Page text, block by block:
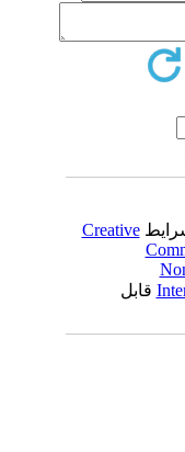
Creative
قابل